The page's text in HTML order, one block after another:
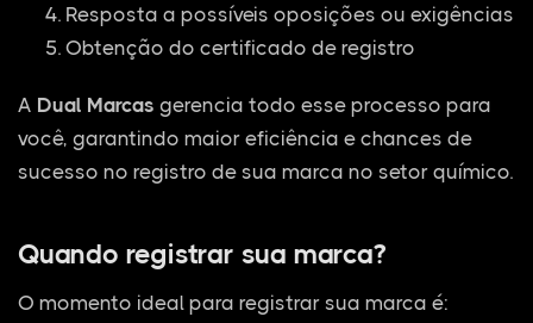
Resposta a possíveis oposições ou exigências
Obtenção do certificado de registro
A Dual Marcas gerencia todo esse processo para
você, garantindo maior eficiência e chances de
sucesso no registro de sua marca no setor químico.
Quando registrar sua marca?
O momento ideal para registrar sua marca é: